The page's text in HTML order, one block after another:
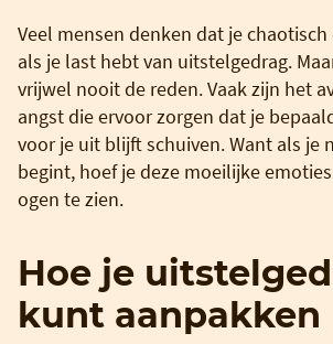
Veel mensen denken dat je
als je last hebt van uitstelgedrag.
vrijwel nooit de reden. Vaak zijn het
angst die ervoor zorgen dat je
voor je uit blijft schuiven. Want als je
begint, hoef je deze moeilijke
ogen te zien.
Hoe je
kunt aanpakken